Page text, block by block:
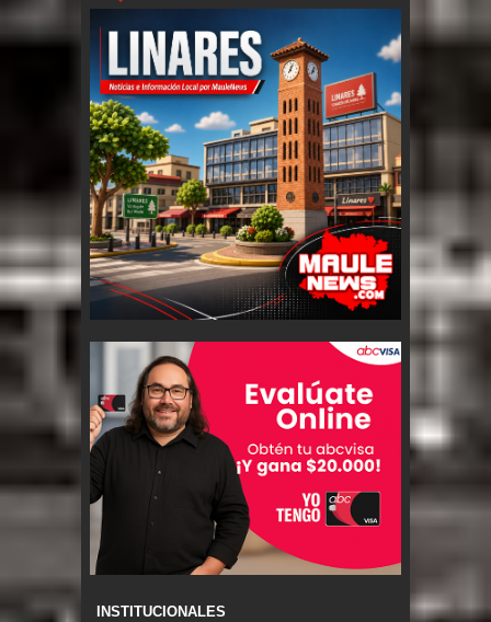
INSTITUCIONALES